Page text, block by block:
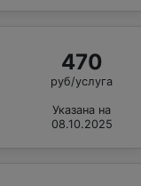
470
руб/услуга
Указана на
08.10.2025